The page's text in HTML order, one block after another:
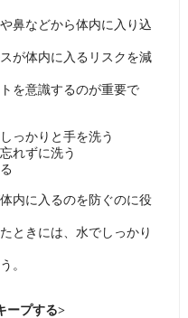
鼻などから体内に入り込
が体内に入るリスクを減
を意識するのが重要で
っかりと手を洗う
れずに洗う
内に入るのを防ぐのに役
ときには、水でしっかり
。
ープする>